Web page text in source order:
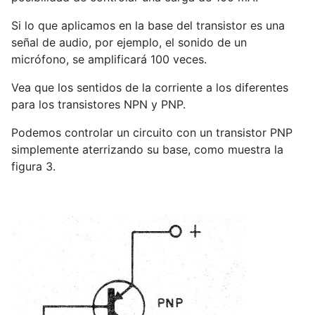
Si lo que aplicamos en la base del transistor es una
señal de audio, por ejemplo, el sonido de un
micrófono, se amplificará 100 veces.
Vea que los sentidos de la corriente a los diferentes
para los transistores NPN y PNP.
Podemos controlar un circuito con un transistor PNP
simplemente aterrizando su base, como muestra la
figura 3.